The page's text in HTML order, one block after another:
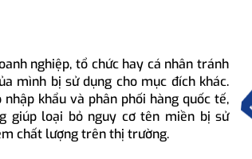
nghiệp, tổ chức hay cá nhân tránh
mình bị sử dụng cho mục đích khác.
khẩu và phân phối hàng quốc tế,
giúp loại bỏ nguy cơ tên miền bị sử
chất lượng trên thị trường.